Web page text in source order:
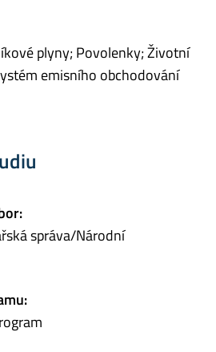
plyny; Povolenky; Životní
emisního obchodování
správa/Národní